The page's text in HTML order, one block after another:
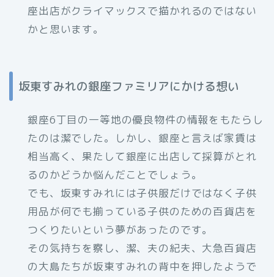
座出店がクライマックスで描かれるのではない
かと思います。
坂東すみれの銀座ファミリアにかける想い
銀座6丁目の一等地の優良物件の情報をもたらし
たのは潔でした。しかし、銀座と言えば家賃は
相当高く、果たして銀座に出店して採算がとれ
るのかどうか悩んだことでしょう。
でも、坂東すみれには子供服だけではなく子供
用品が何でも揃っている子供のための百貨店を
つくりたいという夢があったのです。
その気持ちを察し、潔、夫の紀夫、大急百貨店
の大島たちが坂東すみれの背中を押したようで